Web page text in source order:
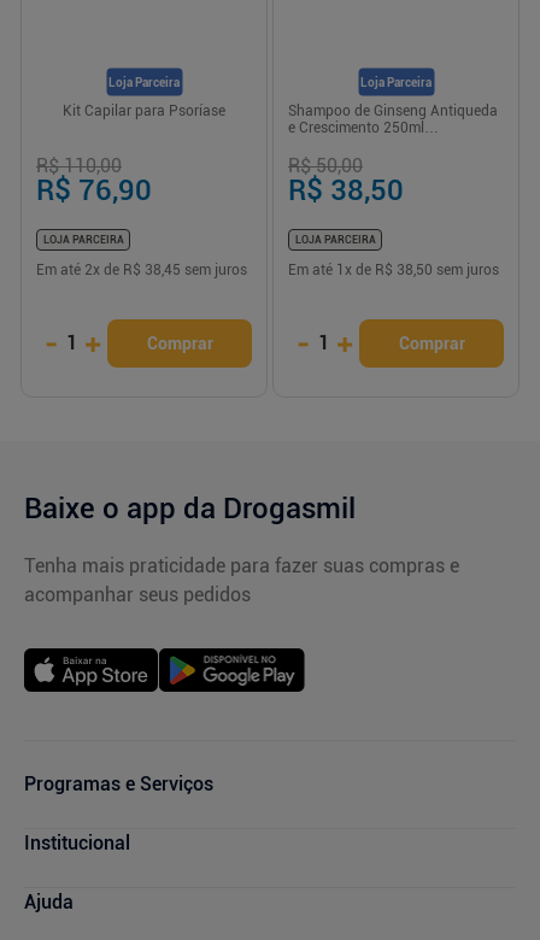
Loja Parceira
Kit Capilar para Psoríase
R$ 110,00
R$ 76,90
LOJA PARCEIRA
Em até 2x de R$ 38,45 sem juros
- 1 + Comprar
Loja Parceira
Shampoo de Ginseng Antiqueda
e Crescimento 250ml
R$ 50,00
R$ 38,50
LOJA PARCEIRA
Em até 1 x de R$ 38,50 sem juros
- 1 + Comprar
Baixe o app da Drogasmil
Tenha mais praticidade para fazer suas compras e
acompanhar seus pedidos
Programas e Serviços
Cupons de Desconto
Consultas Médicas
Institucional
Blog Drogasmil
Ajuda